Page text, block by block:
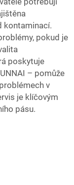
kontaminací.
pokud je
poskytuje
– pomůže
v
je klíčovým
pásu.